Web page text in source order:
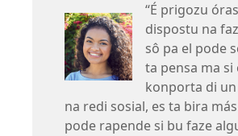
“É prigozu
dispostu na
sô pa el pode
ta pensa ma si
konporta di
na redi sosial, es ta bira
pode rapende si bu faze